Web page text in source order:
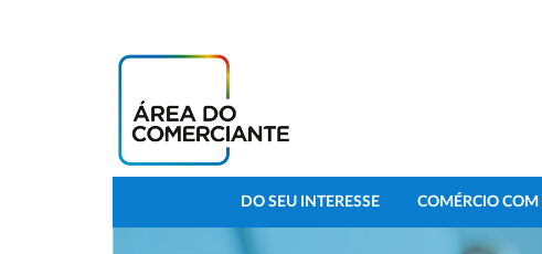
DO SEU INTERESSE COMÉRCIO